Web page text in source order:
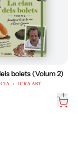
bolets (Volum 2)
ICRA ART